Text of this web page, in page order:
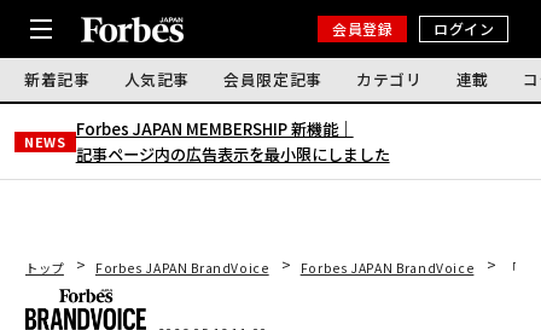
会員登録 ログイン
新着記事 人気記事 会員限定記事 カテゴリ 連載
NEWS
Forbes JAPAN MEMBERSHIP 新機能｜
記事ページ内の広告表示を最小限にしました
トップ Forbes JAPAN BrandVoice Forbes JAPAN BrandVoice 「